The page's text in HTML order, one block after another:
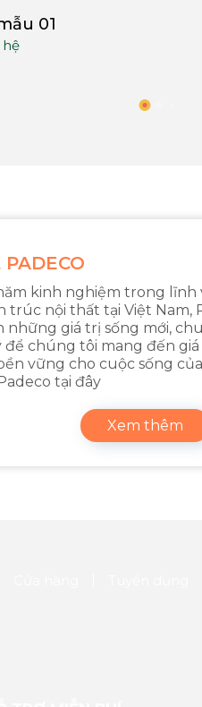
01
hệ
PADECO
kinh nghiệm trong lĩnh
trúc nội thất tại Việt Nam,
những giá trị sống mới,
để chúng tôi mang đến
vững cho cuộc sống
tại đây
Xem thêm